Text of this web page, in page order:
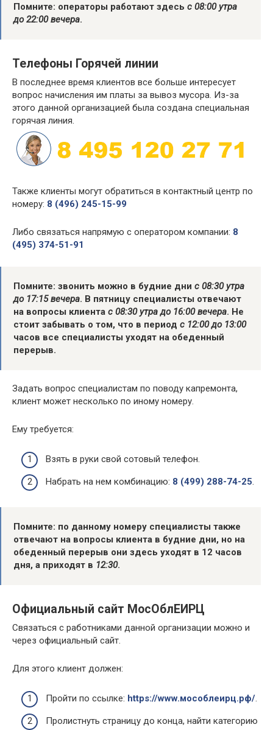
Помните: операторы работают здесь с 08:00 утра
до 22:00 вечера.
Телефоны Горячей линии
В последнее время клиентов все больше интересует
вопрос начисления им платы за вывоз мусора. Из-за
этого данной организацией была создана специальная
горячая линия.
Также клиенты могут обратиться в контактный центр по
номеру: 8 (496) 245-15-99
Либо связаться напрямую с оператором компании: 8
(495) 374-51-91
Помните: звонить можно в будние дни с 08:30 утра
до 17:15 вечера. В пятницу специалисты отвечают
на вопросы клиента с 08:30 утра до 16:00 вечера. Не
стоит забывать о том, что в период с 12:00 до 13:00
часов все специалисты уходят на обеденный
перерыв.
Задать вопрос специалистам по поводу капремонта,
клиент может несколько по иному номеру.
Ему требуется:
Взять в руки свой сотовый телефон.
Набрать на нем комбинацию: 8 (499) 288-74-25.
Помните: по данному номеру специалисты также
отвечают на вопросы клиента в будние дни, но на
обеденный перерыв они здесь уходят в 12 часов
дня, а приходят в 12:30.
Официальный сайт МосОблЕИРЦ
Связаться с работниками данной организации можно и
через официальный сайт.
Для этого клиент должен:
Пройти по ссылке: https://www.мособлеирц.рф/.
Пролистнуть страницу до конца, найти категорию